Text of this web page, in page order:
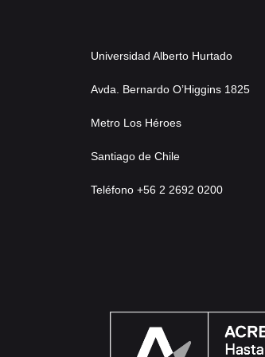
Universidad Alberto Hurtado
Avda. Bernardo O’Higgins 1825
Metro Los Héroes
Santiago de Chile
Teléfono +56 2 2692 0200